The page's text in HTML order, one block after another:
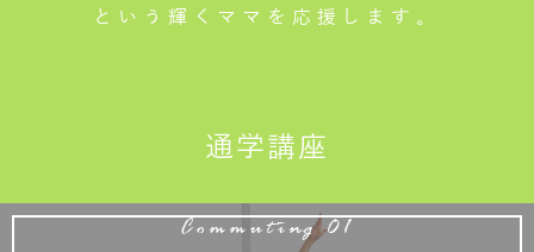
という輝くママを応援します。
通学講座
Commuting 01